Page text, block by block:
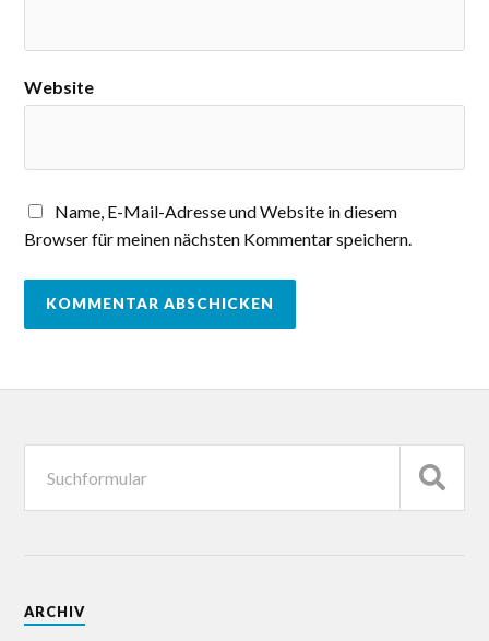
Website
Name, E-Mail-Adresse und Website in diesem
Browser für meinen nächsten Kommentar speichern.
ARCHIV